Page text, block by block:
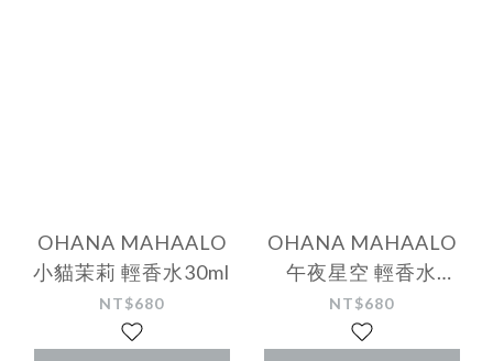
OHANA MAHAALO
小貓茉莉 輕香水30ml
NT$680
OHANA MAHAALO
午夜星空 輕香水
30ml(感恩限定)
NT$680